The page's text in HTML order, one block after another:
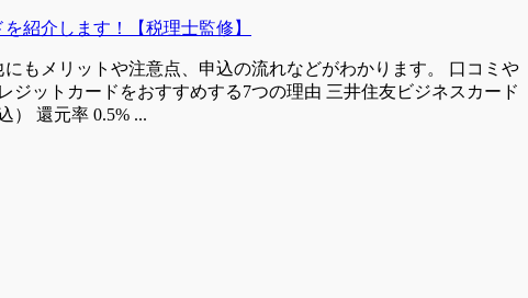
紹介します！【税理士監修】
もメリットや注意点、申込の流れなどがわかります。 口コミや
ットカードをおすすめする7つの理由 三井住友ビジネスカード
） 還元率 0.5% ...